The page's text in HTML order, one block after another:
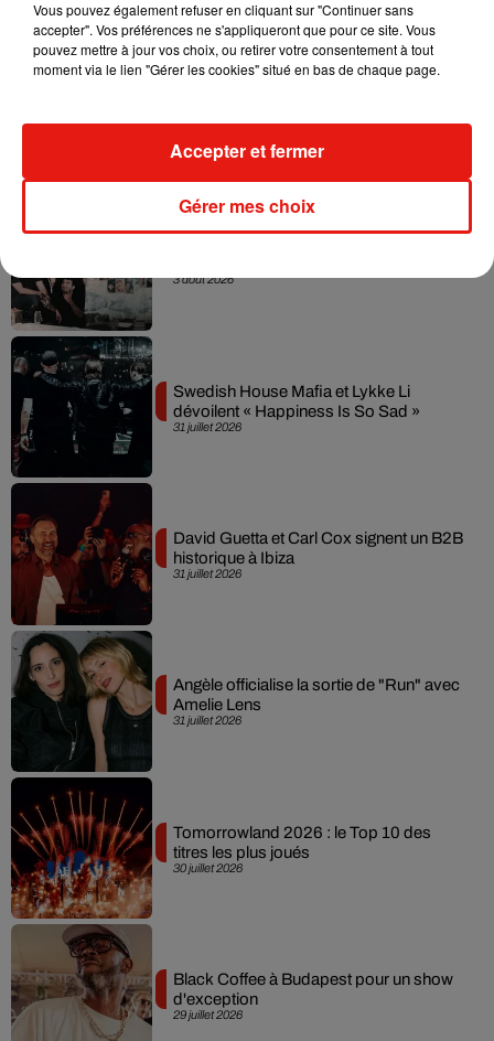
Gladiator II• De Ridley Scott • Avec Paul Mescal, Denzel
Washington, Pedro Pascal… • Sortie le 13 novembre 2024
3 août 2026
31 juillet 2026
Swedish House Mafia et Lykke Li
dévoilent « Happiness Is So Sad »
31 juillet 2026
David Guetta et Carl Cox signent un B2B
historique à Ibiza
31 juillet 2026
Angèle officialise la sortie de "Run" avec
Amelie Lens
30 juillet 2026
Tomorrowland 2026 : le Top 10 des
titres les plus joués
29 juillet 2026
Black Coffee à Budapest pour un show
d'exception
Vous pouvez également refuser en cliquant sur "Continuer sans
accepter". Vos préférences ne s'appliqueront que pour ce site. Vous
pouvez mettre à jour vos choix, ou retirer votre consentement à tout
moment via le lien "Gérer les cookies" situé en bas de chaque page.
Gérer mes choix
Accepter et fermer